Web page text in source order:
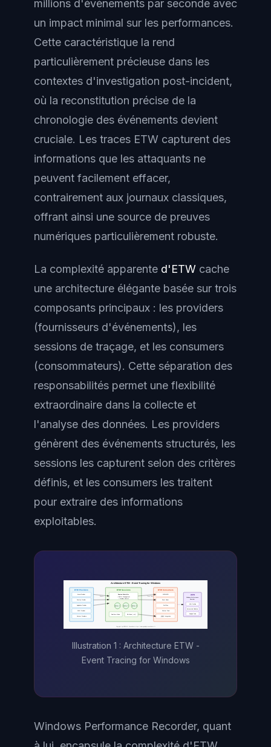
millions d'événements par seconde avec
un impact minimal sur les performances.
Cette caractéristique la rend
particulièrement précieuse dans les
contextes d'investigation post-incident,
où la reconstitution précise de la
chronologie des événements devient
cruciale. Les traces ETW capturent des
informations que les attaquants ne
peuvent facilement effacer,
contrairement aux journaux classiques,
offrant ainsi une source de preuves
numériques particulièrement robuste.
La complexité apparente d'ETW cache
une architecture élégante basée sur trois
composants principaux : les providers
(fournisseurs d'événements), les
sessions de traçage, et les consumers
(consommateurs). Cette séparation des
responsabilités permet une flexibilité
extraordinaire dans la collecte et
l'analyse des données. Les providers
génèrent des événements structurés, les
sessions les capturent selon des critères
définis, et les consumers les traitent
pour extraire des informations
exploitables.
Architecture ETW - Event Tracing for Windows
ETW Providers
Security Provider
Application Provider
WMI Provider
Custom Providers
ETW Sessions
Session Controller
• Buffer Management
• Provider Control
Buffer 1 Buffer 2 Buffer N
Real-time Mode File Mode (.etl)
ETW Consumers
Event Viewer
PerfMon
Custom Tools
SIEMIntegration
WPR
Windows Performance
Recorder
XML Profiles
Automated Collection
Analysis Tools
Events Trace Data
Copyright Ayi NEDJIMI Consultants https://www.ayinedjimi-consultants.fr
Illustration 1 : Architecture ETW -
Event Tracing for Windows
Windows Performance Recorder, quant